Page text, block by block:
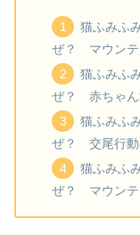
猫ふみふ
ぜ？ マウンテ
猫ふみふ
ぜ？ 赤ちゃん
猫ふみふ
ぜ？ 交尾行動
猫ふみふ
ぜ？ マウンテ